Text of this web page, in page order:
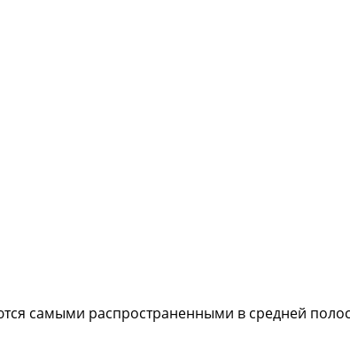
самыми распространенными в средней